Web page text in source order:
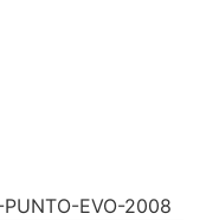
EVO-2008